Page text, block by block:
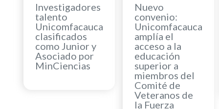
Investigadores
talento
Unicomfacauca
clasificados
como Junior y
Asociado por
MinCiencias
Nuevo
convenio:
Unicomfacauca
amplía el
acceso a la
educación
superior a
miembros del
Comité de
Veteranos de
la Fuerza